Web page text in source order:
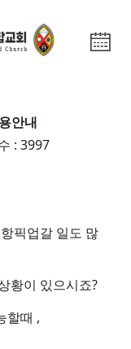
안내
: 3997
픽업갈 일도 많
황이 있으시죠?
할때 ,